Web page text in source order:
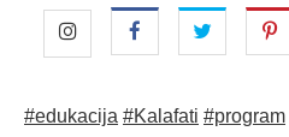
#edukacija #Kalafati #program